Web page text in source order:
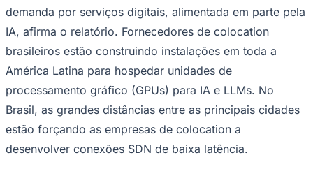
demanda por serviços digitais, alimentada em parte pela
IA, afirma o relatório. Fornecedores de colocation
brasileiros estão construindo instalações em toda a
América Latina para hospedar unidades de
processamento gráfico (GPUs) para IA e LLMs. No
Brasil, as grandes distâncias entre as principais cidades
estão forçando as empresas de colocation a
desenvolver conexões SDN de baixa latência.